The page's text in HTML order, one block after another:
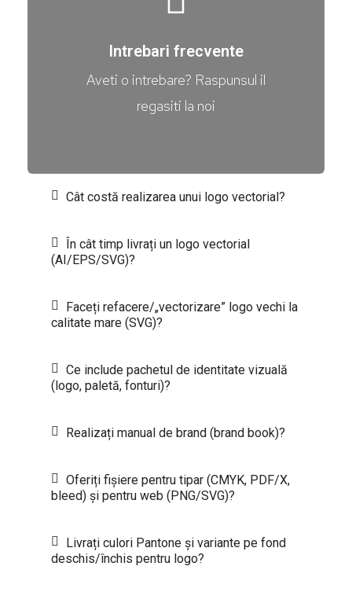
Intrebari frecvente
Aveti o intrebare? Raspunsul il
regasiti la noi
Cât costă realizarea unui logo vectorial?
În cât timp livrați un logo vectorial
(AI/EPS/SVG)?
Faceți refacere/„vectorizare” logo vechi la
calitate mare (SVG)?
Ce include pachetul de identitate vizuală
(logo, paletă, fonturi)?
Realizați manual de brand (brand book)?
Oferiți fișiere pentru tipar (CMYK, PDF/X,
bleed) și pentru web (PNG/SVG)?
Livrați culori Pantone și variante pe fond
deschis/închis pentru logo?